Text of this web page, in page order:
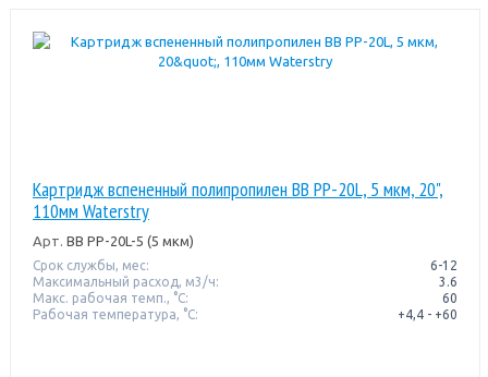
Картридж вспененный полипропилен BB PP-20L, 5 мкм, 20",
110мм Waterstry
Арт. BB PP-20L-5 (5 мкм)
Срок службы, мес:
6-12
Максимальный расход, м3/ч:
3.6
Макс. рабочая темп., °С:
60
Рабочая температура, °C:
+4,4 - +60